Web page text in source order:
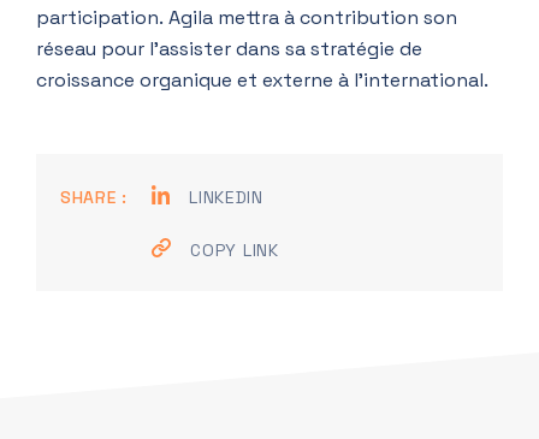
participation. Agila mettra à contribution son
réseau pour l’assister dans sa stratégie de
croissance organique et externe à l’international.
SHARE : LINKEDIN
COPY LINK